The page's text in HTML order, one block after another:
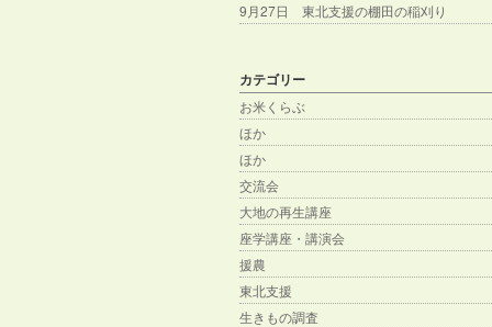
9月27日 東北支援の棚田の稲刈り
カテゴリー
お米くらぶ
ほか
ほか
交流会
大地の再生講座
座学講座・講演会
援農
東北支援
生きもの調査